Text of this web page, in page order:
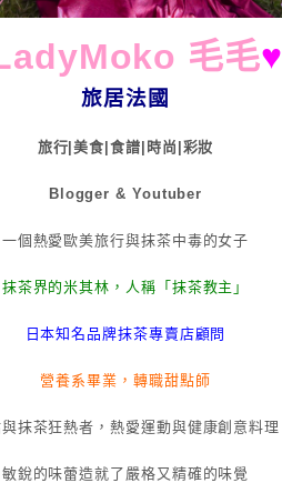
毛毛♥
旅居法國
旅行|美食|食譜|時尚|彩妝
Blogger & Youtuber
一個熱愛歐美旅行與抹茶中毒的女子
抹茶界的米其林，人稱「抹茶教主」
日本知名品牌抹茶專賣店顧問
營養系畢業，轉職甜點師
抹茶狂熱者，熱愛運動與健康創意料理
敏銳的味蕾造就了嚴格又精確的味覺